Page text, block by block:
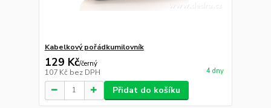
Kabelkový pořádkumilovník
129 Kč/černý
107 Kč bez DPH 4 dny
Přidat do košíku